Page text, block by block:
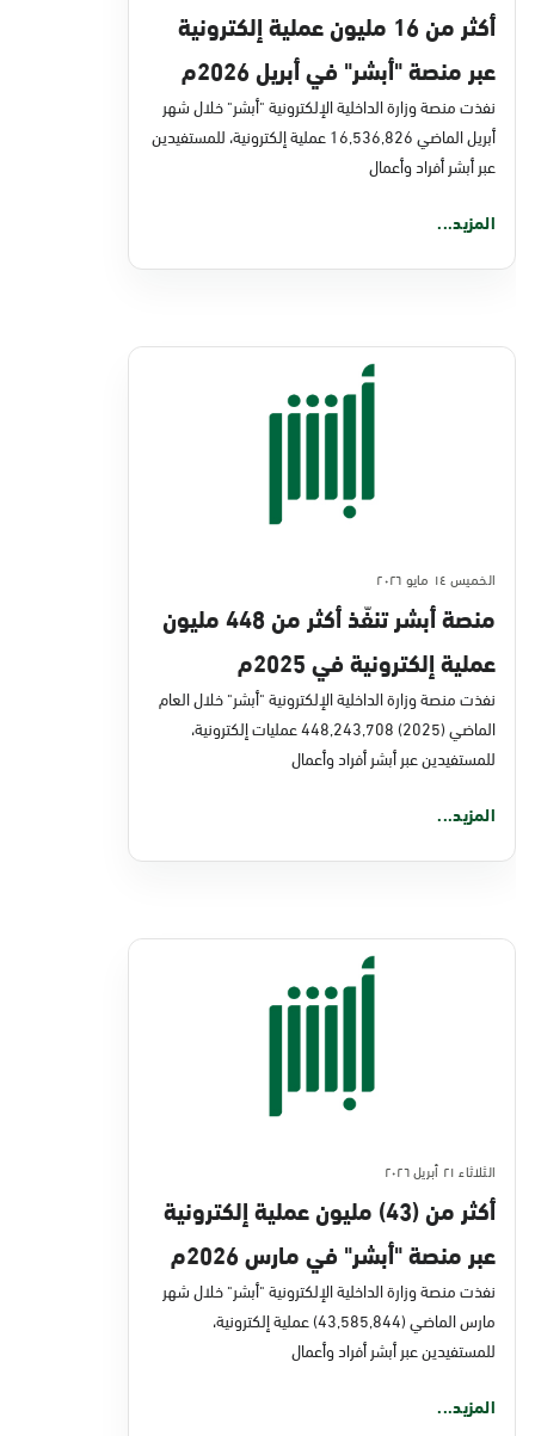
أكثر من 16 مليون عملية إلكترونية
عبر منصة "أبشر" في أبريل 2026م
نفذت منصة وزارة الداخلية الإلكترونية "أبشر" خلال شهر
أبريل الماضي 16,536,826 عملية إلكترونية، للمستفيدين
عبر أبشر أفراد وأعمال
المزيد...
الخميس ١٤ مايو ٢٠٢٦
منصة أبشر تنفّذ أكثر من 448 مليون
عملية إلكترونية في 2025م
نفذت منصة وزارة الداخلية الإلكترونية "أبشر" خلال العام
الماضي (2025) 448,243,708 عمليات إلكترونية،
للمستفيدين عبر أبشر أفراد وأعمال
المزيد...
الثلاثاء ٢١ أبريل ٢٠٢٦
أكثر من (43) مليون عملية إلكترونية
عبر منصة "أبشر" في مارس 2026م
نفذت منصة وزارة الداخلية الإلكترونية "أبشر" خلال شهر
مارس الماضي (43,585,844) عملية إلكترونية،
للمستفيدين عبر أبشر أفراد وأعمال
المزيد...